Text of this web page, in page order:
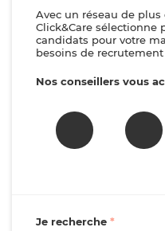
Avec un réseau de
Click&Care sélectionne
candidats pour votre
besoins de
Nos conseillers vous
Je recherche